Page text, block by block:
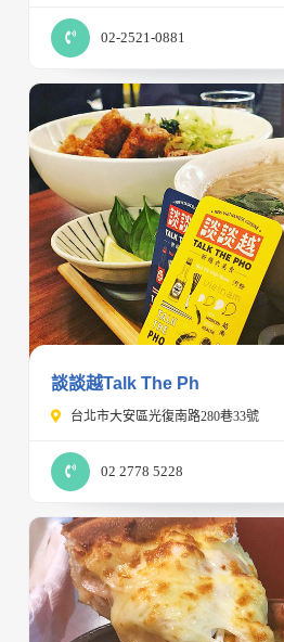
02-2521-0881
談談越Talk The Ph
台北市大安區光復南路280巷33號
02 2778 5228